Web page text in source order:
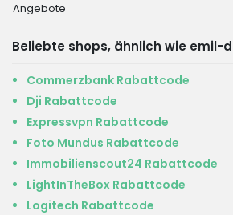
Angebote
Beliebte shops, ähnlich wie emil-
Commerzbank Rabattcode
Dji Rabattcode
Expressvpn Rabattcode
Foto Mundus Rabattcode
Immobilienscout24 Rabattcode
LightInTheBox Rabattcode
Logitech Rabattcode